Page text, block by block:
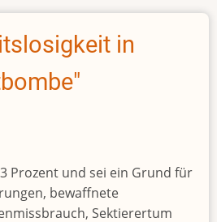
in
Prozent und sei ein Grund für
bewaffnete
Sektierertum